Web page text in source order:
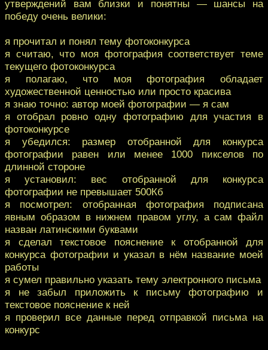
утверждений вам близки и понятны — шансы на
победу очень велики:
я прочитал и понял тему фотоконкурса
я считаю, что моя фотография соответствует теме
текущего фотоконкурса
я полагаю, что моя фотография обладает
художественной ценностью или просто красива
я знаю точно: автор моей фотографии — я сам
я отобрал ровно одну фотографию для участия в
фотоконкурсе
я убедился: размер отобранной для конкурса
фотографии равен или менее 1000 пикселов по
длинной стороне
я установил: вес отобранной для конкурса
фотографии не превышает 500Кб
я посмотрел: отобранная фотография подписана
явным образом в нижнем правом углу, а сам файл
назван латинскими буквами
я сделал текстовое пояснение к отобранной для
конкурса фотографии и указал в нём название моей
работы
я сумел правильно указать тему электронного письма
я не забыл приложить к письму фотографию и
текстовое пояснение к ней
я проверил все данные перед отправкой письма на
конкурс